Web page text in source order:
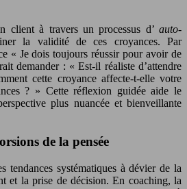
client à travers un processus d’ auto-
la validité de ces croyances. Par
« Je dois toujours réussir pour avoir de
demander : « Est-il réaliste d’attendre
cette croyance affecte-t-elle votre
? » Cette réflexion guidée aide le
plus nuancée et bienveillante
de la pensée
tendances systématiques à dévier de la
et la prise de décision. En coaching, la